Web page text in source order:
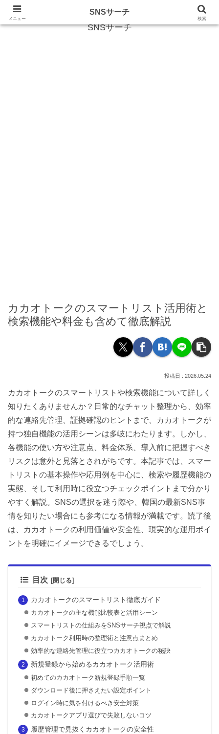
SNSサーチ
カカオトークのスマートリスト活用術と
検索機能や料金も含めて徹底解説
2026.05.24
カカオトークのスマートリストや検索機能について詳しく
知りたくありませんか？日常的なチャット整理から、効率
的な連絡先管理、証拠確認のヒントまで、カカオトークが
持つ独自機能の活用シーンは多岐にわたります。しかし、
各機能の使い方や注意点、料金体系、導入前に把握すべき
リスクは意外と見落とされがちです。本記事では、スマー
トリストの基本操作や応用例を中心に、検索や履歴機能の
実態、そして利用時に役立つチェックポイントまで分かり
やすく解説。SNSの選択を迷う際や、韓国の最新SNS事
情を知りたい場合にも参考になる情報が満載です。読了後
は、カカオトークの利用価値や安全性、現実的な運用ポイ
ントを明確にイメージできるでしょう。
目次
カカオトークのスマートリスト徹底ガイド
カカオトークの主な機能比較表と活用シーン
スマートリストの仕組みをSNSサーチ視点で解説
カカオトーク利用時の整理術と注意点まとめ
効率的な連絡先管理に役立つカカオトークの秘訣
新規登録から始めるカカオトーク活用術
初めてのカカオトーク新規登録手順一覧
ダウンロード後に押さえたい設定ポイント
ログイン時に気を付けるべき安全対策
カカオトークアプリ選びで失敗しないコツ
履歴管理で見抜くカカオトークの安全性
メニュー
SNSサーチ
検索